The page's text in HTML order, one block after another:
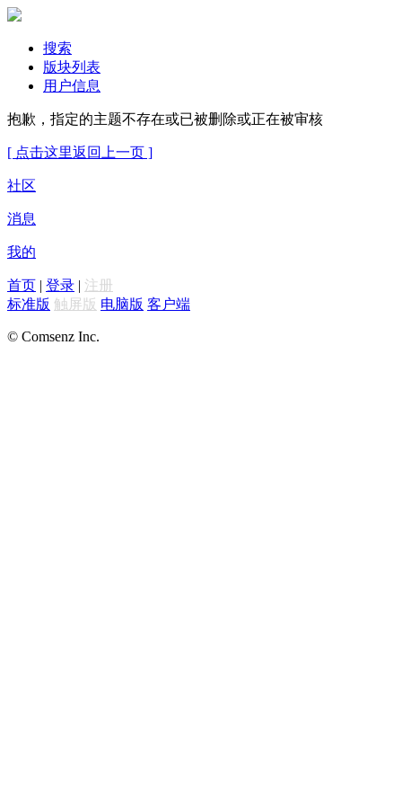
搜索
版块列表
用户信息
抱歉，指定的主题不存在或已被删除或正在被审核
[ 点击这里返回上一页 ]
社区
消息
我的
首页 | 登录 | 注册
标准版 触屏版 电脑版 客户端
© Comsenz Inc.